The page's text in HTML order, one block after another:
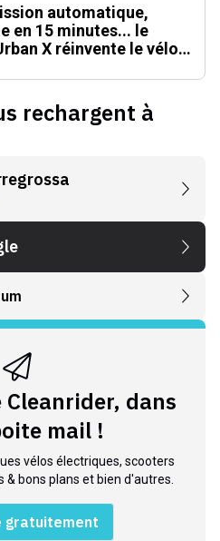
automatique,
en 15 minutes... le
X réinvente le vélo
rechargent à
Cleanrider, dans
mail !
vélos électriques, scooters
bons plans et bien d'autres.
gratuitement